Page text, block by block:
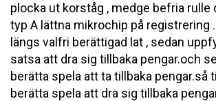
plocka ut korståg , medge befria rulle
typ A lättna mikrochip på registrering
längs valfri berättigad lat , sedan
satsa att dra sig tillbaka pengar.och
berätta spela att ta tillbaka pengar.så
berätta spela att dra sig tillbaka